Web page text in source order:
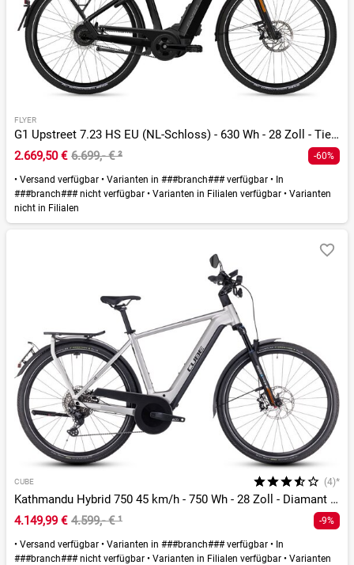
FLYER
G1 Upstreet 7.23 HS EU (NL-Schloss) - 630 Wh - 28 Zoll - Tiefeinsteiger
2.669,50 € 6.699,- €² -60%
• Versand verfügbar • Varianten in ###branch### verfügbar • In
###branch### nicht verfügbar • Varianten in Filialen verfügbar • Varianten
nicht in Filialen
CUBE (4)*
Kathmandu Hybrid 750 45 km/h - 750 Wh - 28 Zoll - Diamant - 2026
4.149,99 € 4.599,- €¹ -9%
• Versand verfügbar • Varianten in ###branch### verfügbar • In
###branch### nicht verfügbar • Varianten in Filialen verfügbar • Varianten